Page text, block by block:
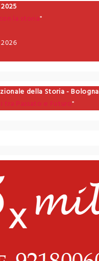
la storia"
della Storia - Bologna
tra Passato e Futuro"